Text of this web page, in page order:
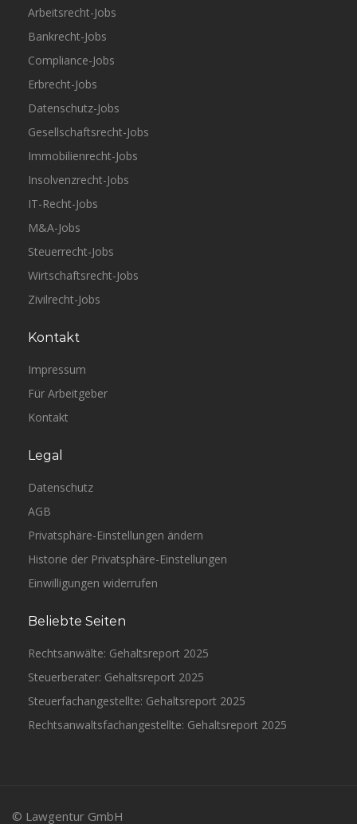
Arbeitsrecht-Jobs
Bankrecht-Jobs
Compliance-Jobs
Erbrecht-Jobs
Datenschutz-Jobs
Gesellschaftsrecht-Jobs
Immobilienrecht-Jobs
Insolvenzrecht-Jobs
IT-Recht-Jobs
M&A-Jobs
Steuerrecht-Jobs
Wirtschaftsrecht-Jobs
Zivilrecht-Jobs
Kontakt
Impressum
Für Arbeitgeber
Kontakt
Legal
Datenschutz
AGB
Privatsphäre-Einstellungen ändern
Historie der Privatsphäre-Einstellungen
Einwilligungen widerrufen
Beliebte Seiten
Rechtsanwälte: Gehaltsreport 2025
Steuerberater: Gehaltsreport 2025
Steuerfachangestellte: Gehaltsreport 2025
Rechtsanwaltsfachangestellte: Gehaltsreport 2025
© Lawgentur GmbH